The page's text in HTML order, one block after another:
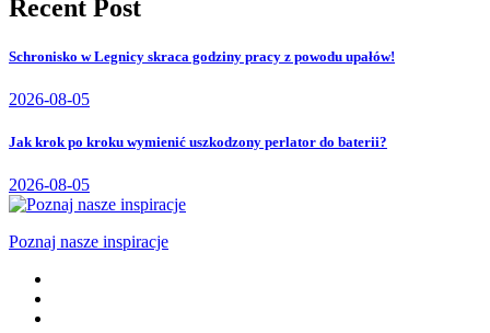
Recent Post
Schronisko w Legnicy skraca godziny pracy z powodu upałów!
2026-08-05
Jak krok po kroku wymienić uszkodzony perlator do baterii?
2026-08-05
Poznaj nasze inspiracje